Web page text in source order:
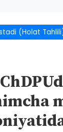
(Holat